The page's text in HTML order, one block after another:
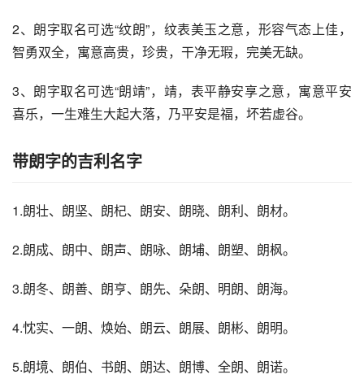
2、朗字取名可选“纹朗”，纹表美玉之意，形容气态上佳，
智勇双全，寓意高贵，珍贵，干净无瑕，完美无缺。
3、朗字取名可选“朗靖”，靖，表平静安享之意，寓意平安
喜乐，一生难生大起大落，乃平安是福，坏若虚谷。
带朗字的吉利名字
1.朗壮、朗坚、朗杞、朗安、朗晓、朗利、朗材。
2.朗成、朗中、朗声、朗咏、朗埔、朗塑、朗枫。
3.朗冬、朗善、朗亨、朗先、朵朗、明朗、朗海。
4.忱实、一朗、焕始、朗云、朗展、朗彬、朗明。
5.朗境、朗伯、书朗、朗达、朗博、全朗、朗诺。